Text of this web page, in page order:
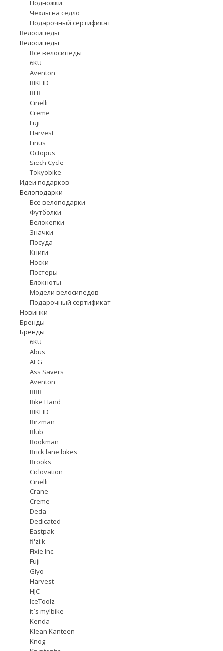
Подножки
Чехлы на седло
Подарочный сертификат
Велосипеды
Велосипеды
Все велосипеды
6KU
Aventon
BIKEID
BLB
Cinelli
Creme
Fuji
Harvest
Linus
Octopus
Siech Cycle
Tokyobike
Идеи подарков
Велоподарки
Все велоподарки
Футболки
Велокепки
Значки
Посуда
Книги
Носки
Постеры
Блокноты
Модели велосипедов
Подарочный сертификат
Новинки
Бренды
Бренды
6KU
Abus
AEG
Ass Savers
Aventon
BBB
Bike Hand
BIKEID
Birzman
Blub
Bookman
Brick lane bikes
Brooks
Ciclovation
Cinelli
Crane
Creme
Deda
Dedicated
Eastpak
fi'zi:k
Fixie Inc.
Fuji
Giyo
Harvest
HJC
IceToolz
it`s my!bike
Kenda
Klean Kanteen
Knog